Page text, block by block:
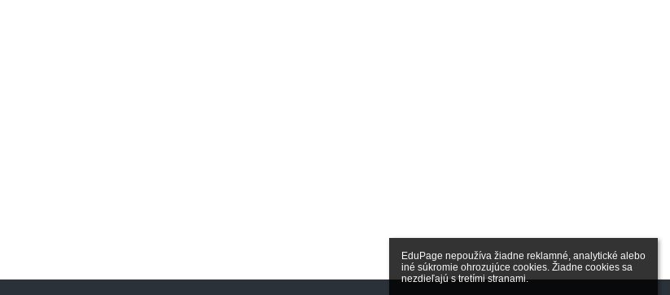
EduPage nepoužíva žiadne reklamné, analytické alebo
iné súkromie ohrozujúce cookies. Žiadne cookies sa
nezdieľajú s tretími stranami.